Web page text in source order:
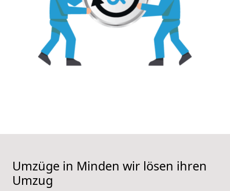
Umzüge in Minden wir lösen ihren
Umzug